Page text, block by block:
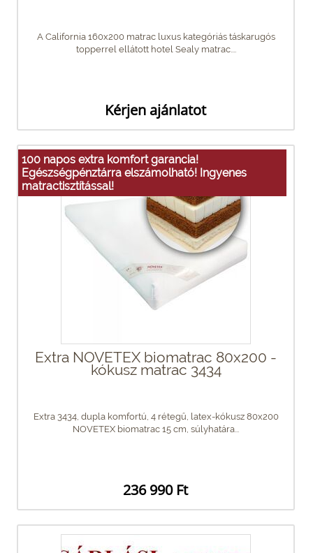
A California 160x200 matrac luxus kategóriás táskarugós
topperrel ellátott hotel Sealy matrac....
Kérjen ajánlatot
100 napos extra komfort garancia!
Egészségpénztárra elszámolható! Ingyenes
matractisztítással!
Extra NOVETEX biomatrac 80x200 -
kókusz matrac 3434
Extra 3434, dupla komfortú, 4 rétegű, latex-kókusz 80x200
NOVETEX biomatrac 15 cm, súlyhatára...
236 990 Ft